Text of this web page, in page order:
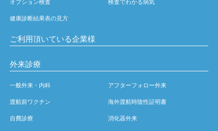
オプション検査 検査でわかる病気
健康診断結果表の見方
ご利用頂いている企業様
外来診療
一般外来・内科 アフターフォロー外来
渡航前ワクチン 海外渡航時陰性証明書
自費診療 消化器外来